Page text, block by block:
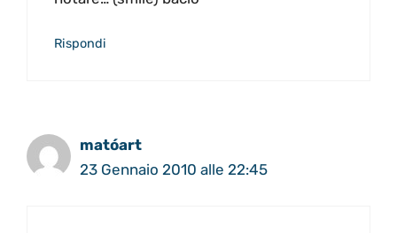
Rispondi
matóart
23 Gennaio 2010 alle 22:45